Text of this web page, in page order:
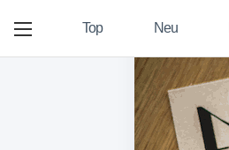
Top Neu